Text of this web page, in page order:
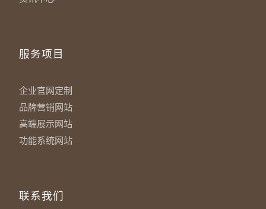
服务项目
企业官网定制
品牌营销网站
高端展示网站
功能系统网站
联系我们